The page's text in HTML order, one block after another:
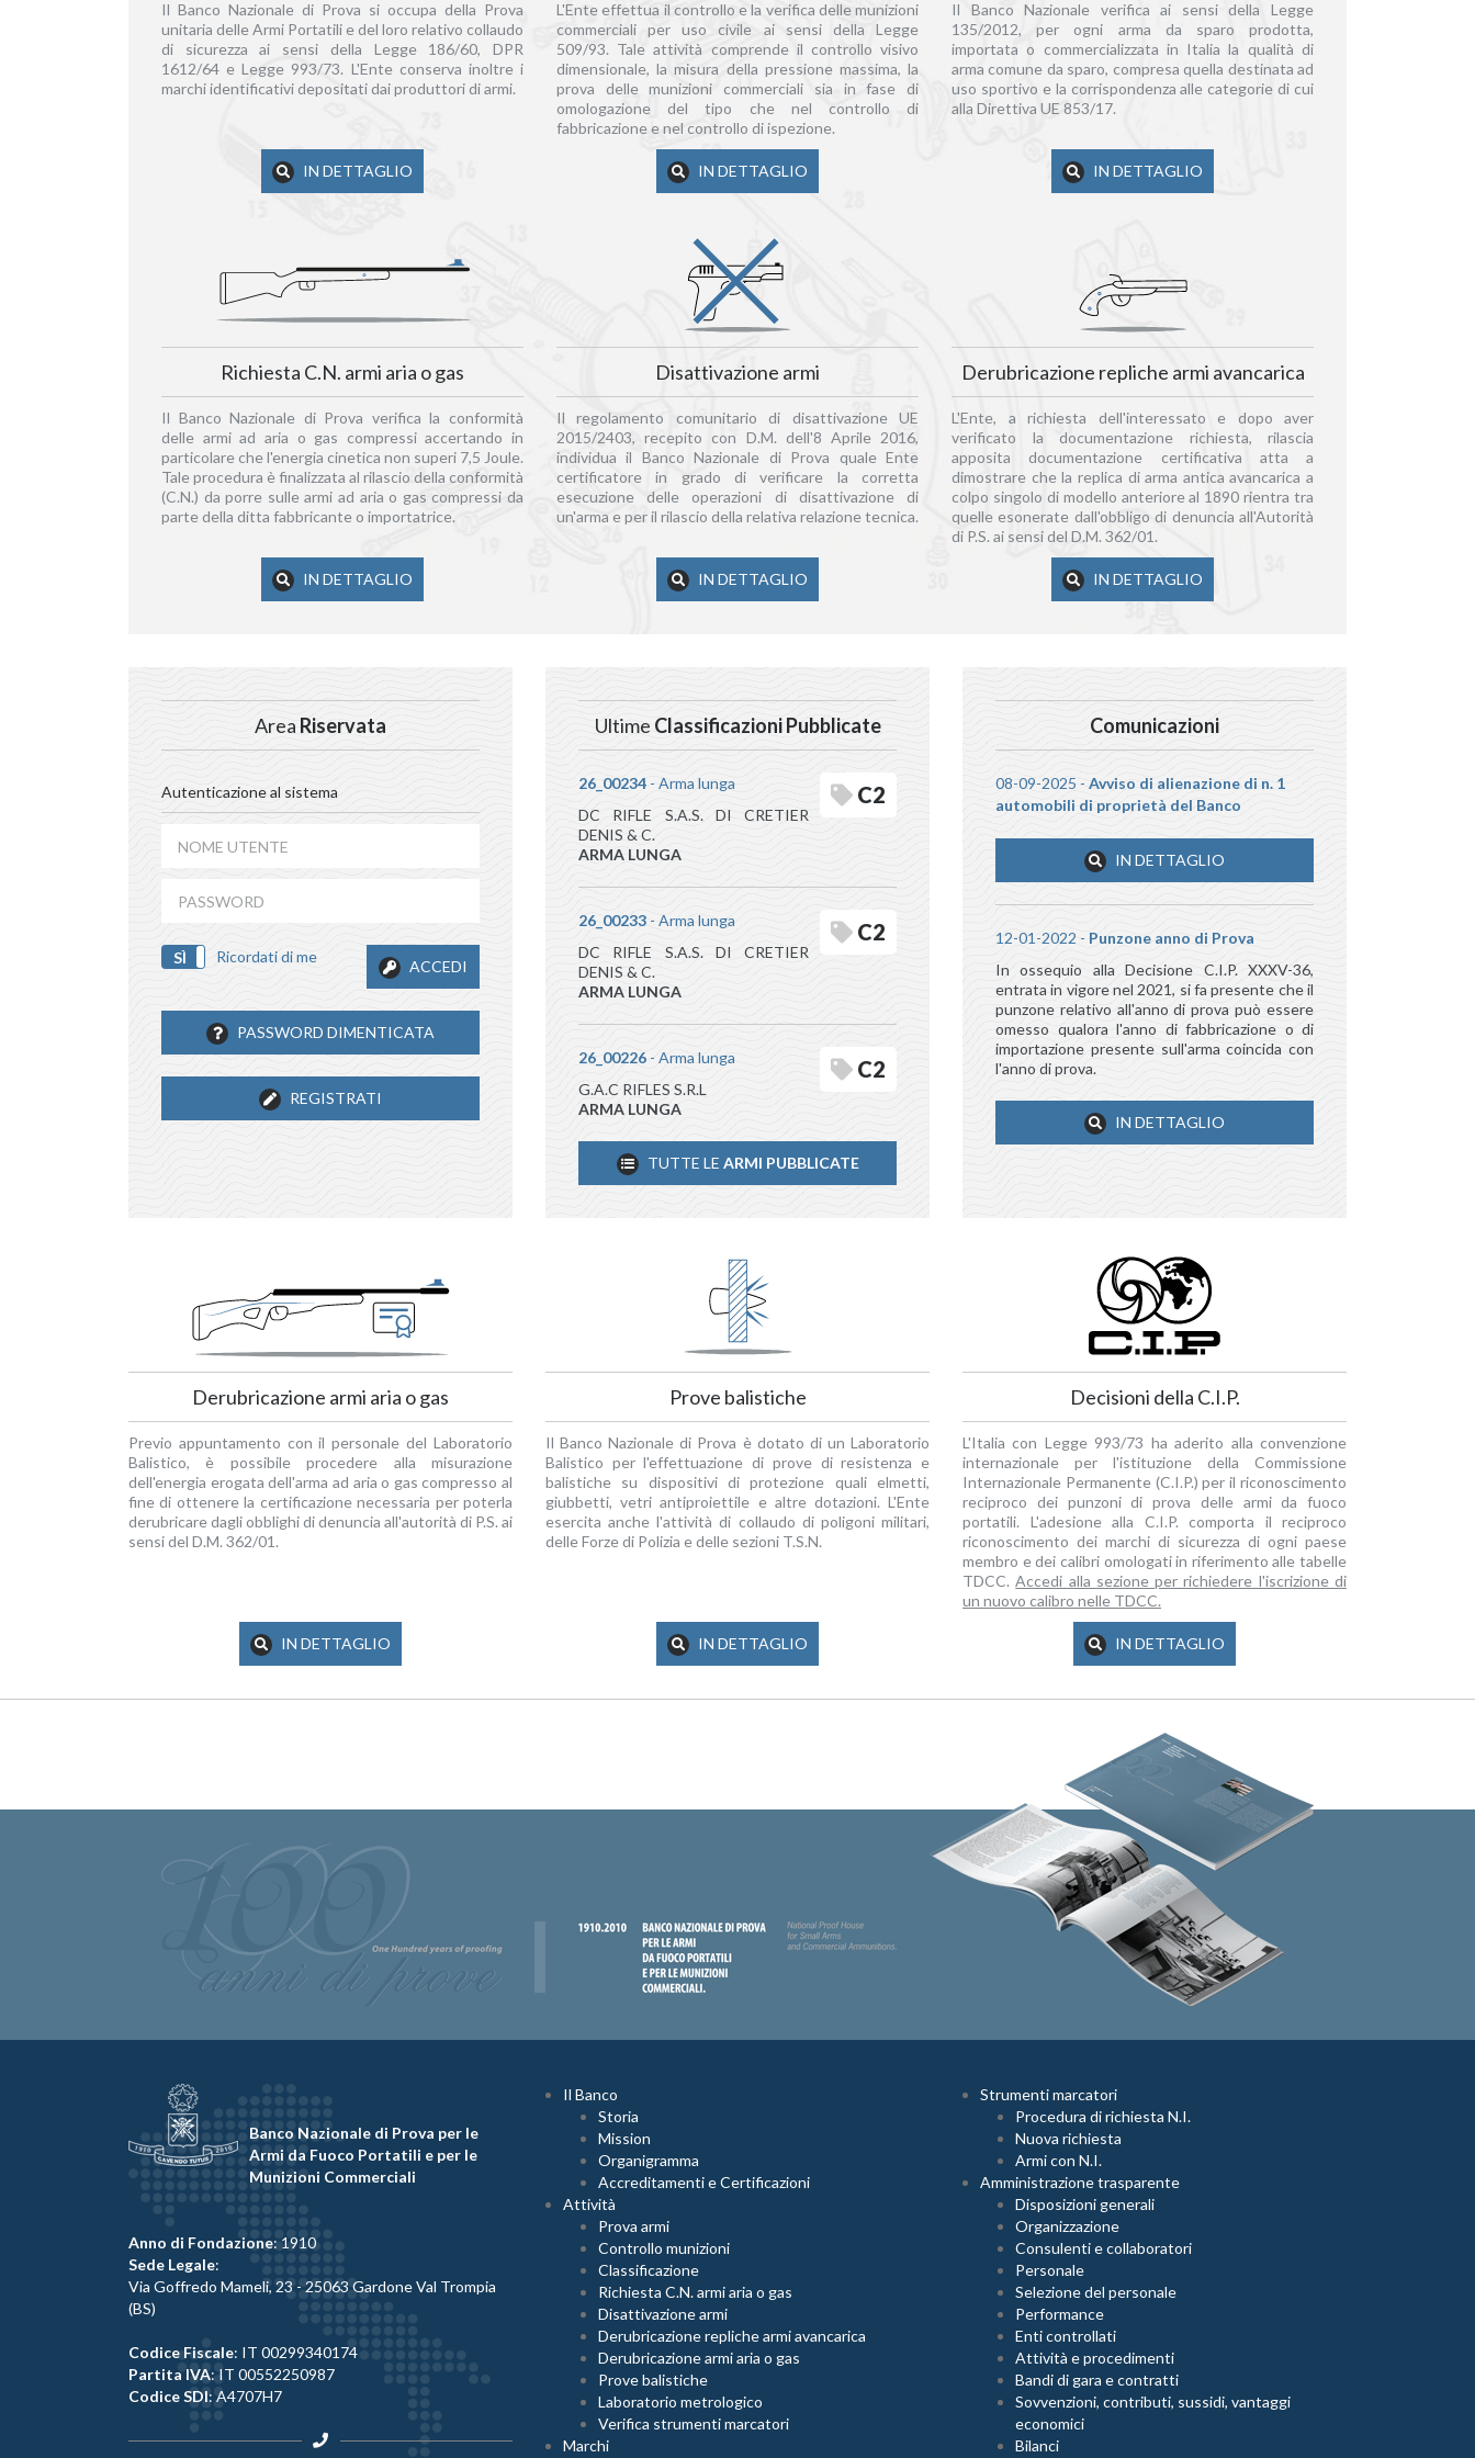
Il Banco Nazionale di Prova si occupa della Prova
unitaria delle Armi Portatili e del loro relativo collaudo
di sicurezza ai sensi della Legge 186/60, DPR
1612/64 e Legge 993/73. L'Ente conserva inoltre i
marchi identificativi depositati dai produttori di armi.
IN DETTAGLIO
L'Ente effettua il controllo e la verifica delle munizioni
commerciali per uso civile ai sensi della Legge
509/93. Tale attività comprende il controllo visivo
dimensionale, la misura della pressione massima, la
prova delle munizioni commerciali sia in fase di
omologazione del tipo che nel controllo di
fabbricazione e nel controllo di ispezione.
IN DETTAGLIO
Il Banco Nazionale verifica ai sensi della Legge
135/2012, per ogni arma da sparo prodotta,
importata o commercializzata in Italia la qualità di
arma comune da sparo, compresa quella destinata ad
uso sportivo e la corrispondenza alle categorie di cui
alla Direttiva UE 853/17.
IN DETTAGLIO
Richiesta C.N. armi aria o gas
Il Banco Nazionale di Prova verifica la conformità
delle armi ad aria o gas compressi accertando in
particolare che l'energia cinetica non superi 7,5 Joule.
Tale procedura è finalizzata al rilascio della conformità
(C.N.) da porre sulle armi ad aria o gas compressi da
parte della ditta fabbricante o importatrice.
IN DETTAGLIO
Disattivazione armi
Il regolamento comunitario di disattivazione UE
2015/2403, recepito con D.M. dell'8 Aprile 2016,
individua il Banco Nazionale di Prova quale Ente
certificatore in grado di verificare la corretta
esecuzione delle operazioni di disattivazione di
un'arma e per il rilascio della relativa relazione tecnica.
IN DETTAGLIO
Derubricazione repliche armi avancarica
L'Ente, a richiesta dell'interessato e dopo aver
verificato la documentazione richiesta, rilascia
apposita documentazione certificativa atta a
dimostrare che la replica di arma antica avancarica a
colpo singolo di modello anteriore al 1890 rientra tra
quelle esonerate dall'obbligo di denuncia all'Autorità
di P.S. ai sensi del D.M. 362/01.
IN DETTAGLIO
Area Riservata
Autenticazione al sistema
SÌ NO
Ricordati di me
ACCEDI
PASSWORD DIMENTICATA
REGISTRATI
Ultime Classificazioni Pubblicate
26_00234 - Arma lunga
DC RIFLE S.A.S. DI CRETIER
DENIS & C.
ARMA LUNGA
C2
26_00233 - Arma lunga
DC RIFLE S.A.S. DI CRETIER
DENIS & C.
ARMA LUNGA
C2
26_00226 - Arma lunga
G.A.C RIFLES S.R.L
ARMA LUNGA
C2
TUTTE LE ARMI PUBBLICATE
Comunicazioni
08-09-2025 - Avviso di alienazione di n. 1
automobili di proprietà del Banco
IN DETTAGLIO
12-01-2022 - Punzone anno di Prova
In ossequio alla Decisione C.I.P. XXXV-36,
entrata in vigore nel 2021, si fa presente che il
punzone relativo all'anno di prova può essere
omesso qualora l'anno di fabbricazione o di
importazione presente sull'arma coincida con
l'anno di prova.
IN DETTAGLIO
Derubricazione armi aria o gas
Previo appuntamento con il personale del Laboratorio
Balistico, è possibile procedere alla misurazione
dell'energia erogata dell'arma ad aria o gas compresso al
fine di ottenere la certificazione necessaria per poterla
derubricare dagli obblighi di denuncia all'autorità di P.S. ai
sensi del D.M. 362/01.
IN DETTAGLIO
Prove balistiche
Il Banco Nazionale di Prova è dotato di un Laboratorio
Balistico per l'effettuazione di prove di resistenza e
balistiche su dispositivi di protezione quali elmetti,
giubbetti, vetri antiproiettile e altre dotazioni. L'Ente
esercita anche l'attività di collaudo di poligoni militari,
delle Forze di Polizia e delle sezioni T.S.N.
IN DETTAGLIO
Decisioni della C.I.P.
L'Italia con Legge 993/73 ha aderito alla convenzione
internazionale per l'istituzione della Commissione
Internazionale Permanente (C.I.P.) per il riconoscimento
reciproco dei punzoni di prova delle armi da fuoco
portatili. L'adesione alla C.I.P. comporta il reciproco
riconoscimento dei marchi di sicurezza di ogni paese
membro e dei calibri omologati in riferimento alle tabelle
TDCC.Accedi alla sezione per richiedere l'iscrizione di
un nuovo calibro nelle TDCC.
IN DETTAGLIO
Banco Nazionale di Prova per le
Armi da Fuoco Portatili e per le
Munizioni Commerciali
Anno di Fondazione: 1910
Sede Legale:
Via Goffredo Mameli, 23 - 25063 Gardone Val Trompia
(BS)
Codice Fiscale: IT 00299340174
Partita IVA: IT 00552250987
Codice SDI: A4707H7
Il Banco
Storia
Mission
Organigramma
Accreditamenti e Certificazioni
Attività
Prova armi
Controllo munizioni
Classificazione
Richiesta C.N. armi aria o gas
Disattivazione armi
Derubricazione repliche armi avancarica
Derubricazione armi aria o gas
Prove balistiche
Laboratorio metrologico
Verifica strumenti marcatori
Marchi
Strumenti marcatori
Procedura di richiesta N.I.
Nuova richiesta
Armi con N.I.
Amministrazione trasparente
Disposizioni generali
Organizzazione
Consulenti e collaboratori
Personale
Selezione del personale
Performance
Enti controllati
Attività e procedimenti
Bandi di gara e contratti
Sovvenzioni, contributi, sussidi, vantaggi
economici
Bilanci